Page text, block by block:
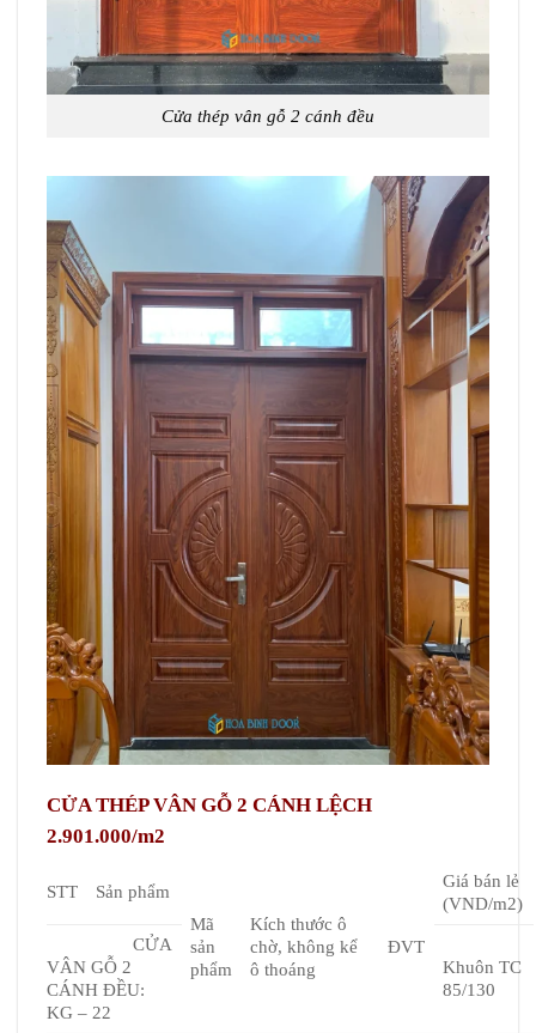
Cửa thép vân gỗ 2 cánh đều
CỬA THÉP VÂN GỖ 2 CÁNH LỆCH
2.901.000/m2
STT
Sản phẩm
Mã
sản
phẩm
Kích thước ô
chờ, không kể
ô thoáng
ĐVT
Giá bán lẻ
(VND/m2)
CỬA
VÂN GỖ 2
CÁNH ĐỀU:
KG – 22
Khuôn TC
85/130